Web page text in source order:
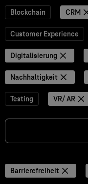
Blockchain CRM
Customer Experience
Digitalisierung
Nachhaltigkeit
Testing VR/ AR
Barrierefreiheit